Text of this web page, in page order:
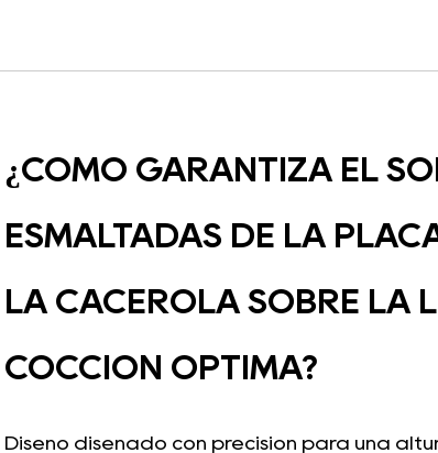
¿CÓMO GARANTIZA EL
ESMALTADAS DE LA
LA CACEROLA SOBRE LA
COCCIÓN ÓPTIMA?
Diseño diseñado con precisión para una